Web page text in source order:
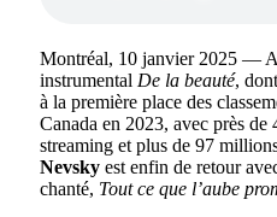
Montréal, 10 janvier 2025 —
instrumental De la beauté,
à la première place des
Canada en 2023, avec près de
streaming et plus de 97
Nevsky est enfin de retour
chanté, Tout ce que l’aube